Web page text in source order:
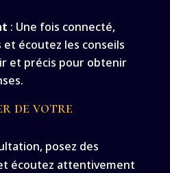
: Une fois connecté,
écoutez les conseils
et précis pour obtenir
de votre
posez des
écoutez attentivement